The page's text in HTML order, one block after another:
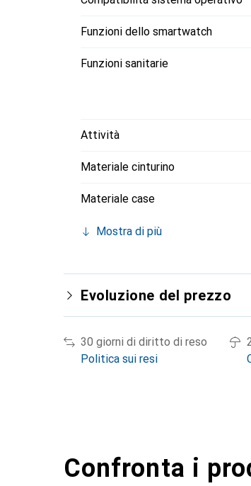
Funzioni dello smartwatch
Funzioni sanitarie
Attività
Materiale cinturino
Materiale case
Mostra di più
Evoluzione del prezzo
30 giorni di diritto di reso
Politica sui resi
Confronta i